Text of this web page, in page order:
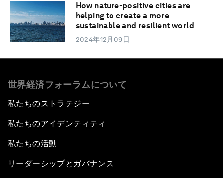
How nature-positive cities are
helping to create a more
sustainable and resilient world
2024年12月09日
世界経済フォーラムについて
私たちのストラテジー
私たちのアイデンティティ
私たちの活動
リーダーシップとガバナンス